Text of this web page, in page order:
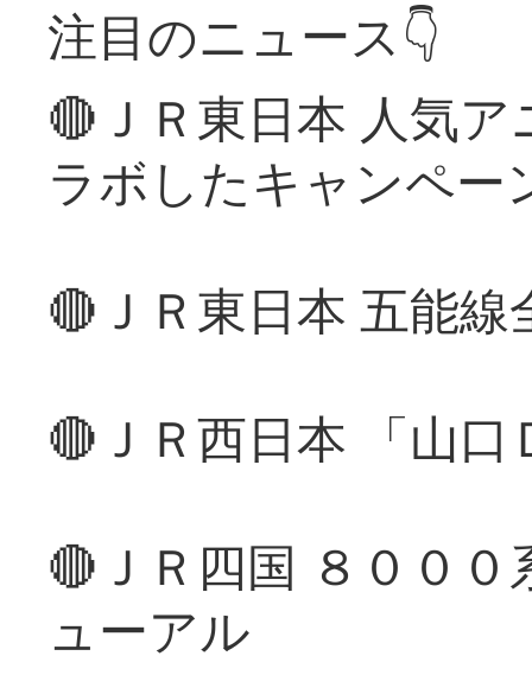
注目のニュース👇
🔴ＪＲ東日本 人気
ラボしたキャンペー
🔴ＪＲ東日本 五能
🔴ＪＲ西日本 「山
🔴ＪＲ四国 ８００
ューアル